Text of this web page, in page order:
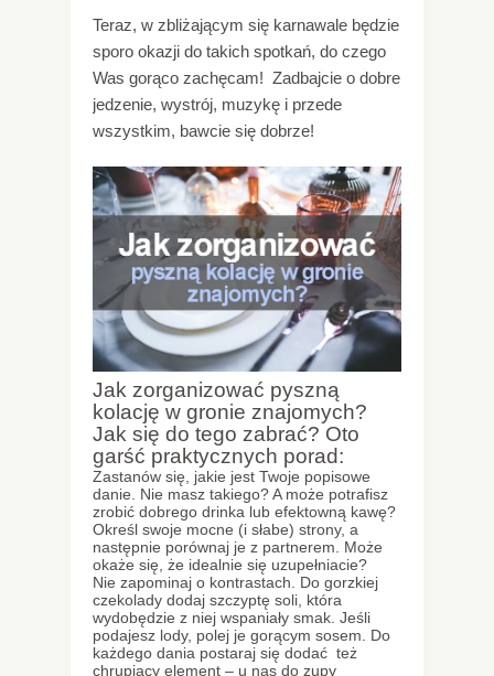
Teraz, w zbliżającym się karnawale będzie
sporo okazji do takich spotkań, do czego
Was gorąco zachęcam! Zadbajcie o dobre
jedzenie, wystrój, muzykę i przede
wszystkim, bawcie się dobrze!
Jak zorganizować pyszną
kolację w gronie znajomych?
Jak się do tego zabrać? Oto
garść praktycznych porad:
Zastanów się, jakie jest Twoje popisowe
danie. Nie masz takiego? A może potrafisz
zrobić dobrego drinka lub efektowną kawę?
Określ swoje mocne (i słabe) strony, a
następnie porównaj je z partnerem. Może
okaże się, że idealnie się uzupełniacie?
Nie zapominaj o kontrastach. Do gorzkiej
czekolady dodaj szczyptę soli, która
wydobędzie z niej wspaniały smak. Jeśli
podajesz lody, polej je gorącym sosem. Do
każdego dania postaraj się dodać też
chrupiący element – u nas do zupy